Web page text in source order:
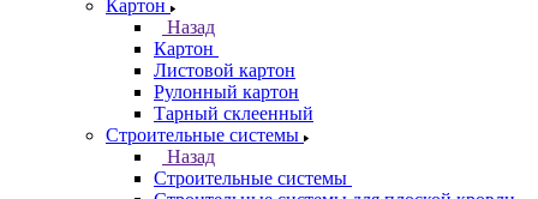
Картон
Назад
Картон
Листовой картон
Рулонный картон
Тарный склеенный
Строительные системы
Назад
Строительные системы